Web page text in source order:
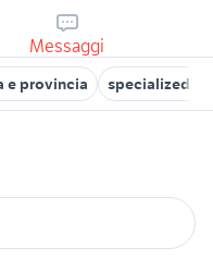
Messaggi
e provincia specialized